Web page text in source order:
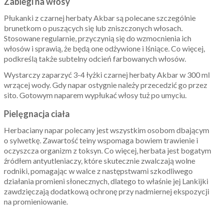
Płukanki z czarnej herbaty Akbar są polecane szczególnie
brunetkom o puszących się lub zniszczonych włosach.
Stosowane regularnie, przyczynią się do wzmocnienia ich
włosów i sprawią, że będą one odżywione i lśniące. Co więcej,
podkreślą także subtelny odcień farbowanych włosów.
Wystarczy zaparzyć 3-4 łyżki czarnej herbaty Akbar w 300 ml
wrzącej wody. Gdy napar ostygnie należy przecedzić go przez
sito. Gotowym naparem wypłukać włosy tuż po umyciu.
Pielęgnacja ciała
Herbaciany napar polecany jest wszystkim osobom dbającym
o sylwetkę. Zawartość teiny wspomaga bowiem trawienie i
oczyszcza organizm z toksyn. Co więcej, herbata jest bogatym
źródłem antyutleniaczy, które skutecznie zwalczają wolne
rodniki, pomagając w walce z następstwami szkodliwego
działania promieni słonecznych, dlatego to właśnie jej Lankijki
zawdzięczają dodatkową ochronę przy nadmiernej ekspozycji
na promieniowanie.